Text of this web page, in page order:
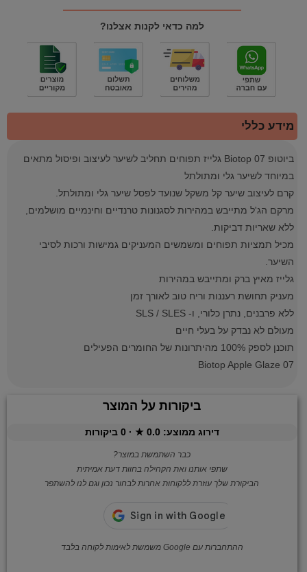
למה כדאי לקנות אצלנו?
מידע כללי
ביוטופ Biotop 07 גלייז תפוחים תחליב לשיער לעיצוב ופיסול מתאים
במיוחד לשיער גלי ומתולתל
קרם לעיצוב שיער קל משקל שנועד לפסל שיער גלי ומתולתל.
מרקם הג'ל מתייבש במהירות לסגנונות טרנדיים וחינמיים מושלמים,
ללא שאריות דביקות.
מכיל תמציות תפוחים ומשמשים המעניקים גמישות ורכות לסיבי
השיער.
גלייז מאיץ ברק ומתייבש במהירות
מעניק תחושת רעננות וריח טוב לאורך זמן
ללא פרבנים, נתרן כלורי, ו- SLS / SLES
מעולם לא נבדק על בעלי חיים
תוכנן לספק 100% מהיתרונות של החומרים הפעילים
Biotop Apple Glaze 07
ביקורות על המוצר
דירוג ממוצע:0.0
★ ·
0 ביקורות
כבר השתמשת במוצר?
שתפי אותנו ואת הקהילה בחוות דעת אמיתית
הביקורת שלך עוזרת ללקוחות אחרות לבחור נכון וגם לנו להשתפר
ההתחברות עם Google משמשת לאימות לקוחה בלבד